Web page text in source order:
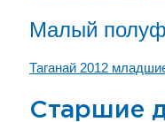
Малый
Таганай 2012
Старшие